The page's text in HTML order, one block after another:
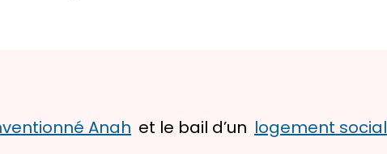
Anah et le bail d’un logement social